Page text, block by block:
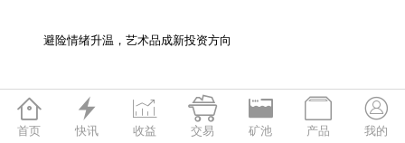
避险情绪升温，艺术品成新投资方向
在此环境下，艺术品市场同样受到了越来越多的关注，由于艺术品
唯一性和稀缺性所带来的高回报以及无形价值，已经成为继股票、房地

首页

快讯

收益

交易

矿池

产品

我的